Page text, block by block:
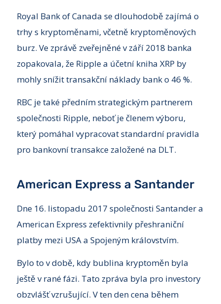
Royal Bank of Canada se dlouhodobě zajímá o
trhy s kryptoměnami, včetně kryptoměnových
burz. Ve zprávě zveřejněné v září 2018 banka
zopakovala, že Ripple a účetní kniha XRP by
mohly snížit transakční náklady bank o 46 %.
RBC je také předním strategickým partnerem
společnosti Ripple, neboť je členem výboru,
který pomáhal vypracovat standardní pravidla
pro bankovní transakce založené na DLT.
American Express a Santander
Dne 16. listopadu 2017 společnosti Santander a
American Express zefektivnily přeshraniční
platby mezi USA a Spojeným královstvím.
Bylo to v době, kdy bublina kryptoměn byla
ještě v rané fázi. Tato zpráva byla pro investory
obzvlášť vzrušující. V ten den cena během